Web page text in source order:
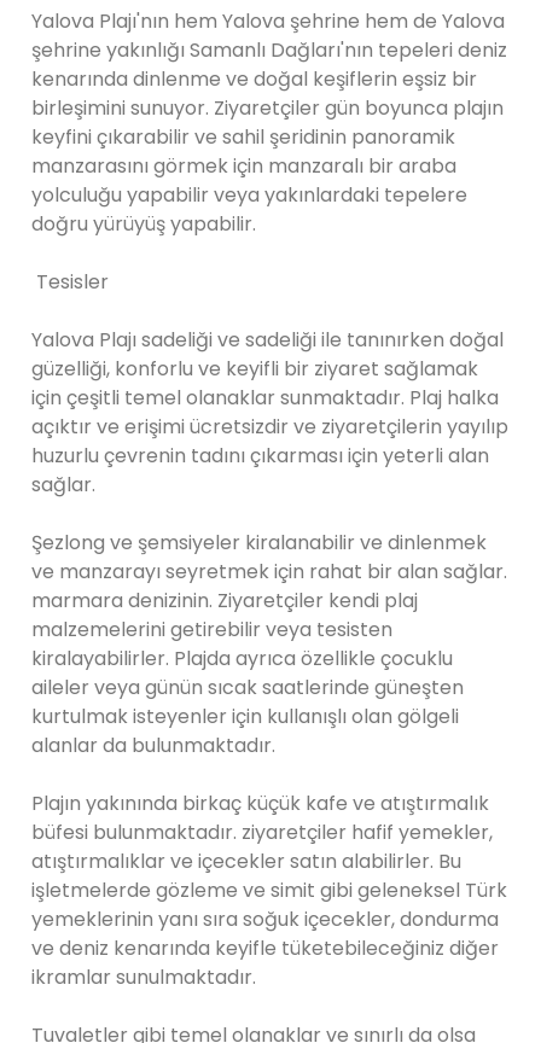
Yalova Plajı'nın hem Yalova şehrine hem de Yalova
şehrine yakınlığı Samanlı Dağları'nın tepeleri deniz
kenarında dinlenme ve doğal keşiflerin eşsiz bir
birleşimini sunuyor. Ziyaretçiler gün boyunca plajın
keyfini çıkarabilir ve sahil şeridinin panoramik
manzarasını görmek için manzaralı bir araba
yolculuğu yapabilir veya yakınlardaki tepelere
doğru yürüyüş yapabilir.
Tesisler
Yalova Plajı sadeliği ve sadeliği ile tanınırken doğal
güzelliği, konforlu ve keyifli bir ziyaret sağlamak
için çeşitli temel olanaklar sunmaktadır. Plaj halka
açıktır ve erişimi ücretsizdir ve ziyaretçilerin yayılıp
huzurlu çevrenin tadını çıkarması için yeterli alan
sağlar.
Şezlong ve şemsiyeler kiralanabilir ve dinlenmek
ve manzarayı seyretmek için rahat bir alan sağlar.
marmara denizinin. Ziyaretçiler kendi plaj
malzemelerini getirebilir veya tesisten
kiralayabilirler. Plajda ayrıca özellikle çocuklu
aileler veya günün sıcak saatlerinde güneşten
kurtulmak isteyenler için kullanışlı olan gölgeli
alanlar da bulunmaktadır.
Plajın yakınında birkaç küçük kafe ve atıştırmalık
büfesi bulunmaktadır. ziyaretçiler hafif yemekler,
atıştırmalıklar ve içecekler satın alabilirler. Bu
işletmelerde gözleme ve simit gibi geleneksel Türk
yemeklerinin yanı sıra soğuk içecekler, dondurma
ve deniz kenarında keyifle tüketebileceğiniz diğer
ikramlar sunulmaktadır.
Tuvaletler gibi temel olanaklar ve sınırlı da olsa